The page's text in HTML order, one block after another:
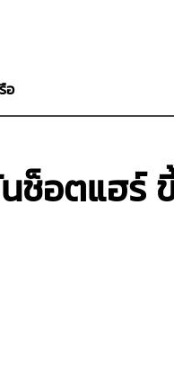
อ
ช็อตแฮร์